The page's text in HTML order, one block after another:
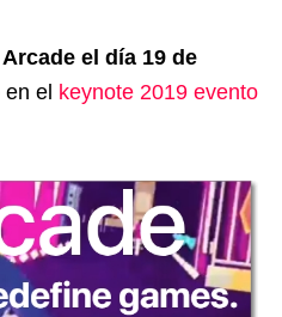
el día 19 de
en el keynote 2019 evento